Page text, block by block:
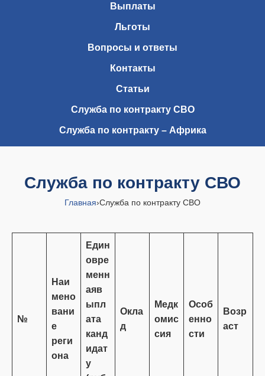
Выплаты
Льготы
Вопросы и ответы
Контакты
Статьи
Служба по контракту СВО
Служба по контракту – Африка
Служба по контракту СВО
Главная›Служба по контракту СВО
№
Наи
мено
вани
е
реги
она
Един
овре
менн
аяв
ыпл
ата
канд
идат
у
Окла
д
Медк
омис
сия
Особ
енно
сти
Возр
аст